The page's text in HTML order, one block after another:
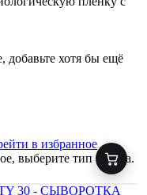
добавьте хотя бы ещё
в избранное
выберите тип товара.